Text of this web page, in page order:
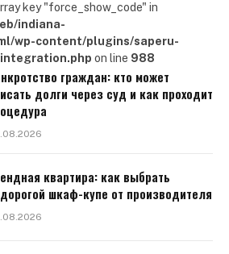
key "force_show_code" in
indiana-
wp-content/plugins/saperu-
on line 988
граждан: кто может
долги через суд и как проходит
квартира: как выбрать
шкаф-купе от производителя